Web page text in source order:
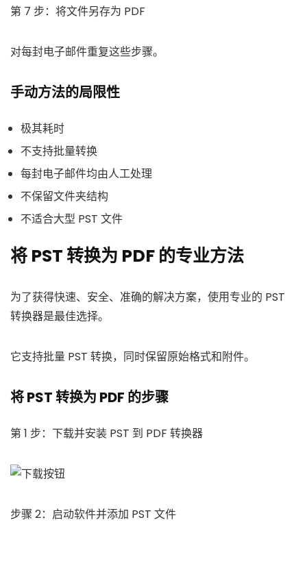
第 7 步：将文件另存为 PDF
对每封电子邮件重复这些步骤。
手动方法的局限性
极其耗时
不支持批量转换
每封电子邮件均由人工处理
不保留文件夹结构
不适合大型 PST 文件
将 PST 转换为 PDF 的专业方法
为了获得快速、安全、准确的解决方案，使用专业的 PST
转换器是最佳选择。
它支持批量 PST 转换，同时保留原始格式和附件。
将 PST 转换为 PDF 的步骤
第 1 步：下载并安装 PST 到 PDF 转换器
步骤 2：启动软件并添加 PST 文件